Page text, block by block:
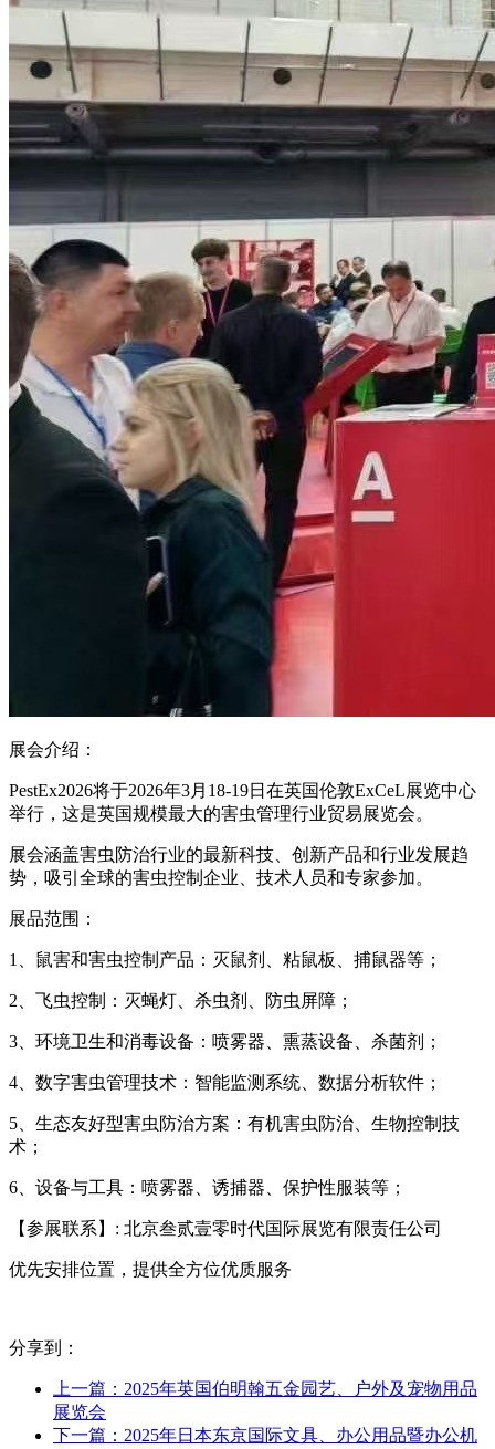
展会介绍：
PestEx2026将于2026年3月18-19日在英国伦敦ExCeL展览中心
举行，这是英国规模最大的害虫管理行业贸易展览会。
展会涵盖害虫防治行业的最新科技、创新产品和行业发展趋
势，吸引全球的害虫控制企业、技术人员和专家参加。
展品范围：
1、鼠害和害虫控制产品：灭鼠剂、粘鼠板、捕鼠器等；
2、飞虫控制：灭蝇灯、杀虫剂、防虫屏障；
3、环境卫生和消毒设备：喷雾器、熏蒸设备、杀菌剂；
4、数字害虫管理技术：智能监测系统、数据分析软件；
5、生态友好型害虫防治方案：有机害虫防治、生物控制技
术；
6、设备与工具：喷雾器、诱捕器、保护性服装等；
【参展联系】: 北京叁贰壹零时代国际展览有限责任公司
优先安排位置，提供全方位优质服务
分享到：
上一篇：2025年英国伯明翰五金园艺、户外及宠物用品
展览会
下一篇：2025年日本东京国际文具、办公用品暨办公机